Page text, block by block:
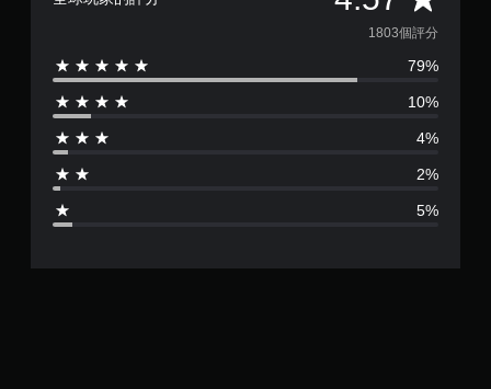
均
評
分
5
1803個評分
79%
10%
4%
2%
5%
遊
玩
遊